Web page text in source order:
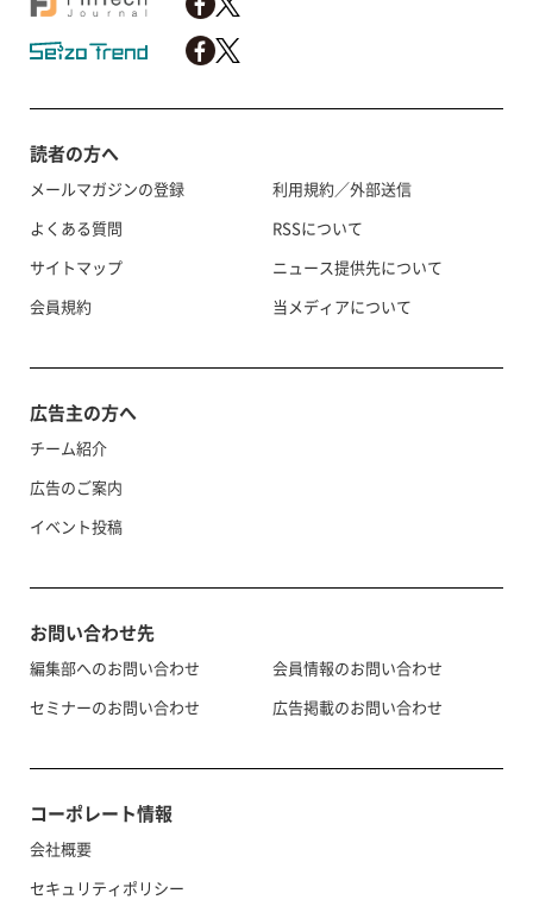
読者の方へ
メールマガジンの登録
よくある質問
サイトマップ
会員規約
利用規約／外部送信
RSSについて
ニュース提供先について
当メディアについて
広告主の方へ
チーム紹介
広告のご案内
イベント投稿
お問い合わせ先
編集部へのお問い合わせ
セミナーのお問い合わせ
会員情報のお問い合わせ
広告掲載のお問い合わせ
コーポレート情報
会社概要
セキュリティポリシー